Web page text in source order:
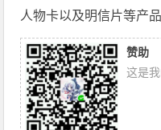
人物卡以及明信片等产
赞助
这是